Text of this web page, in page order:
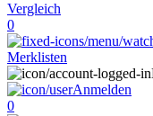
Vergleich
0
Merklisten
Anmelden
0